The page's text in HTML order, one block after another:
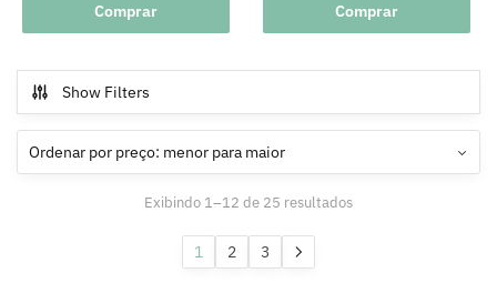
Comprar Comprar
Show Filters
Exibindo 1–12 de 25 resultadosOrdenado
1 2 3